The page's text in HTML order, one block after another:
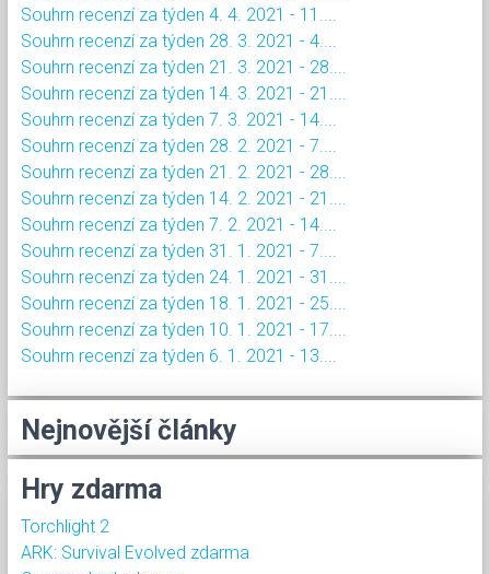
Souhrn recenzí za týden 4. 4. 2021 - 11....
Souhrn recenzí za týden 28. 3. 2021 - 4....
Souhrn recenzí za týden 21. 3. 2021 - 28....
Souhrn recenzí za týden 14. 3. 2021 - 21....
Souhrn recenzí za týden 7. 3. 2021 - 14....
Souhrn recenzí za týden 28. 2. 2021 - 7....
Souhrn recenzí za týden 21. 2. 2021 - 28....
Souhrn recenzí za týden 14. 2. 2021 - 21....
Souhrn recenzí za týden 7. 2. 2021 - 14....
Souhrn recenzí za týden 31. 1. 2021 - 7....
Souhrn recenzí za týden 24. 1. 2021 - 31....
Souhrn recenzí za týden 18. 1. 2021 - 25....
Souhrn recenzí za týden 10. 1. 2021 - 17....
Souhrn recenzí za týden 6. 1. 2021 - 13....
Nejnovější články
Hry zdarma
Torchlight 2
ARK: Survival Evolved zdarma